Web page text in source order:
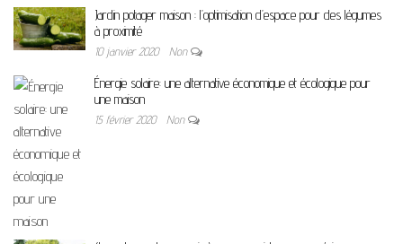
Jardin potager maison : l’optimisation d’espace pour des légumes
à proximité
10 janvier 2020 Non
Énergie solaire: une alternative économique et écologique pour
une maison
15 février 2020 Non